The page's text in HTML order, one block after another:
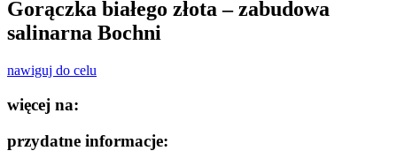
Gorączka białego złota – zabudowa
salinarna Bochni
nawiguj do celu
więcej na:
przydatne informacje: